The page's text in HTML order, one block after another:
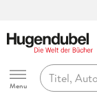
Hugendubel
Menu